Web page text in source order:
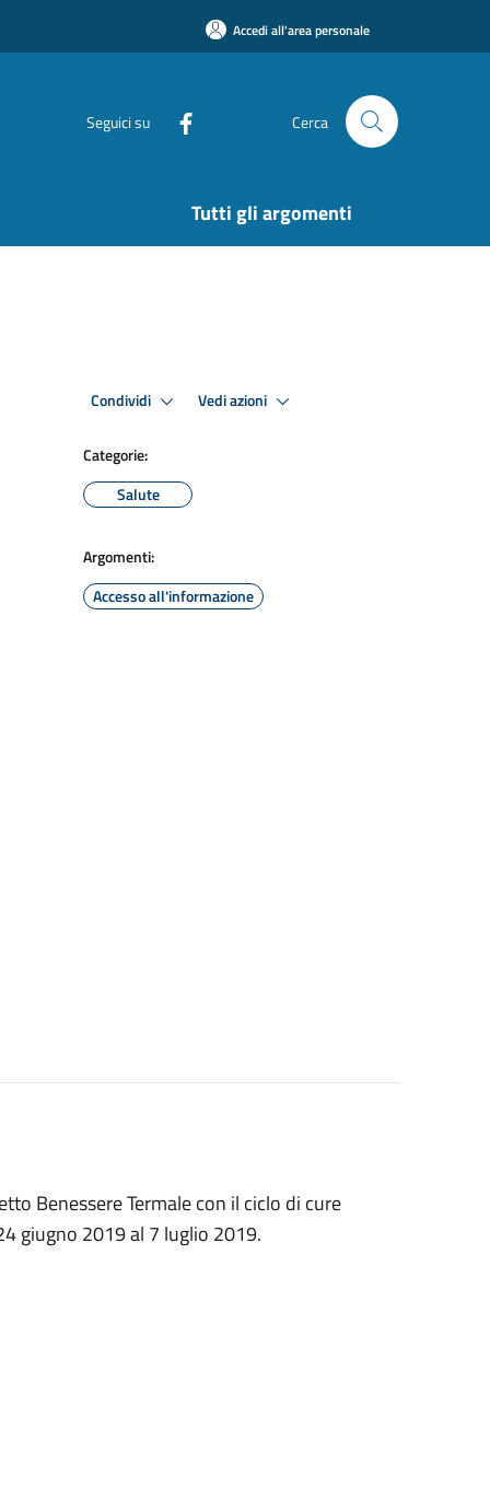
Accedi all'area personale
Seguici su Cerca
Tutti gli argomenti
Condividi Vedi azioni
Categorie:
Salute
Argomenti:
Accesso all'informazione
Benessere Termale con il ciclo di cure
giugno 2019 al 7 luglio 2019.